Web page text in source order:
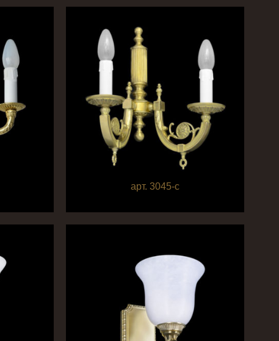
арт. 3045-c